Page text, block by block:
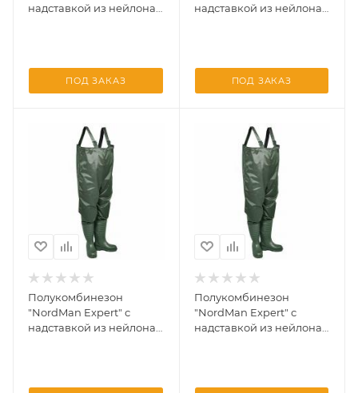
надставкой из нейлона
ПОД ЗАКАЗ
надставкой из нейлона
ПОД ЗАКАЗ
Полукомбинезон
"NordMan Expert" с
надставкой из нейлона
Полукомбинезон
"NordMan Expert" с
надставкой из нейлона